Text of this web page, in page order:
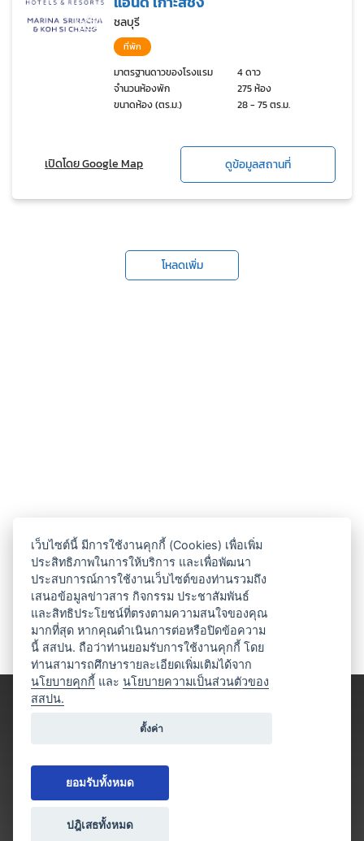
ชลบุรี
ที่พัก
มาตรฐานดาวของโรงแรม
4 ดาว
จำนวนห้องพัก
275 ห้อง
ขนาดห้อง (ตร.ม.)
28 - 75 ตร.ม.
เปิดโดย Google Map ดูข้อมูลสถานที่
โหลดเพิ่ม
เว็บไซต์นี้ มีการใช้งานคุกกี้ (Cookies) เพื่อเพิ่ม
ประสิทธิภาพในการให้บริการ และเพื่อพัฒนา
ประสบการณ์การใช้งานเว็บไซต์ของท่านรวมถึง
เสนอข้อมูลข่าวสาร กิจกรรม ประชาสัมพันธ์
และสิทธิประโยชน์ที่ตรงตามความสนใจของคุณ
มากที่สุด หากคุณดำเนินการต่อหรือปิดข้อความ
นี้ สสปน. ถือว่าท่านยอมรับการใช้งานคุกกี้ โดย
ท่านสามารถศึกษารายละเอียดเพิ่มเติมได้จาก
นโยบายคุกกี้ และนโยบายความเป็นส่วนตัวของ
สสปน.
ตั้งค่า
ยอมรับทั้งหมด
ปฎิเสธทั้งหมด